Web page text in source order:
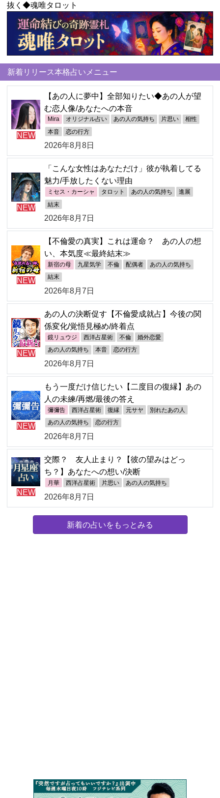
抜く◆魂唯タロット
新着リリース本格占いメニュー
NEW
【あの人に夢中】全部知りたい◆あの人が望
む恋人像/あなたへの本音
Mira オリジナル占い あの人の気持ち 片思い 相性
本音 恋の行方
2026年8月8日
NEW
「こんな女性はあなただけ」彼が執着してる
魅力/手放したくない理由
ミセス・カーシャ タロット あの人の気持ち 進展
結末
2026年8月7日
NEW
【不倫愛の真実】これは運命？ あの人の想
い、本気度≪最終結末≫
新宿の母 九星気学 不倫 配偶者 あの人の気持ち
結末
2026年8月7日
NEW
あの人の決断促す【不倫愛成就占】今後の関
係変化/覚悟見極め/終着点
鏡リュウジ 西洋占星術 不倫 婚外恋愛
あの人の気持ち 本音 恋の行方
2026年8月7日
NEW
もう一度だけ信じたい【二度目の復縁】あの
人の未練/再燃/最後の答え
彌彌告 西洋占星術 復縁 元サヤ 別れたあの人
あの人の気持ち 恋の行方
2026年8月7日
NEW
交際？ 友人止まり？【彼の望みはどっ
ち？】あなたへの想い/決断
月華 西洋占星術 片思い あの人の気持ち
2026年8月7日
新着の占いをもっとみる